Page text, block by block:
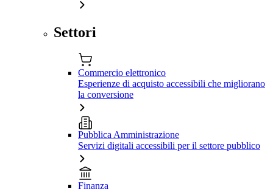
Settori
Commercio elettronico
Esperienze di acquisto accessibili che migliorano
la conversione
Pubblica Amministrazione
Servizi digitali accessibili per il settore pubblico
Finanza